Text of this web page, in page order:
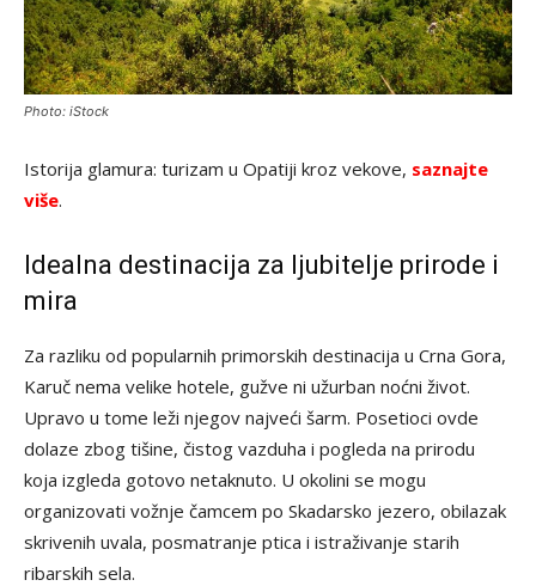
Photo: iStock
Istorija glamura: turizam u Opatiji kroz vekove, saznajte
više.
Idealna destinacija za ljubitelje prirode i
mira
Za razliku od popularnih primorskih destinacija u Crna Gora,
Karuč nema velike hotele, gužve ni užurban noćni život.
Upravo u tome leži njegov najveći šarm. Posetioci ovde
dolaze zbog tišine, čistog vazduha i pogleda na prirodu
koja izgleda gotovo netaknuto. U okolini se mogu
organizovati vožnje čamcem po Skadarsko jezero, obilazak
skrivenih uvala, posmatranje ptica i istraživanje starih
ribarskih sela.